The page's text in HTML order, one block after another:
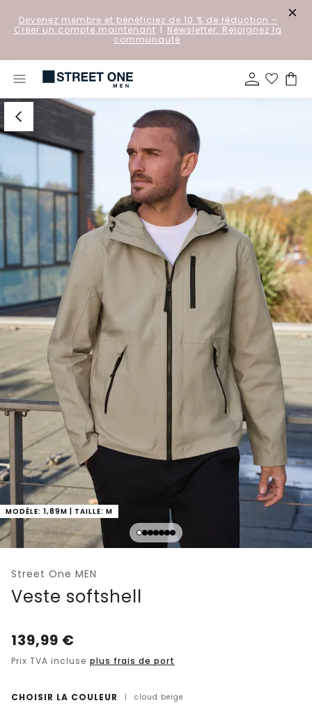
Devenez membre et bénéficiez de 10 % de réduction –
Créer un compte maintenant | Newsletter: Rejoignez la
communauté
MODÈLE: 1,89M | TAILLE: M
Street One MEN
Veste softshell
139,99 €
Prix TVA incluse plus frais de port
CHOISIR LA COULEUR | cloud beige